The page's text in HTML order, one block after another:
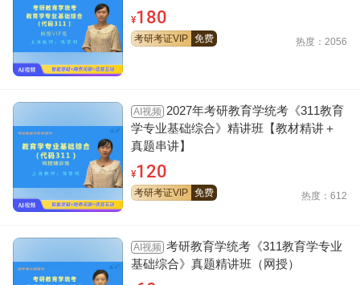
¥180
考研考证VIP 免费 热度：2056
AI视频 2027年考研教育学统考《311教育
学专业基础综合》精讲班【教材精讲＋
真题串讲】
¥120
考研考证VIP 免费 热度：612
AI视频 考研教育学统考《311教育学专业
基础综合》真题精讲班（网授）